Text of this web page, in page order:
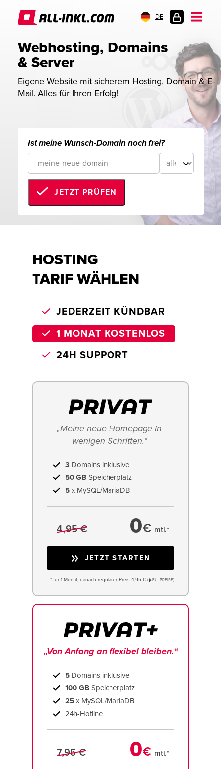
DE
Webhosting, Domains
& Server
Eigene Website mit sicherem Hosting, Domain & E-
Mail. Alles für Ihren Erfolg!
Ist meine Wunsch-Domain noch frei?
JETZT PRÜFEN
HOSTING
TARIF WÄHLEN
JEDERZEIT KÜNDBAR
1 MONAT KOSTENLOS
24H SUPPORT
„Meine neue Homepage in
wenigen Schritten.“
3 Domains inklusive
50 GB Speicherplatz
5 x MySQL/MariaDB
4,95 € 0€ mtl.*
JETZT STARTEN
* für 1 Monat, danach regulärer Preis 4,95 € ( EU−PREISE)
„Von Anfang an flexibel bleiben.“
5 Domains inklusive
100 GB Speicherplatz
25 x MySQL/MariaDB
24h-Hotline
7,95 € 0€ mtl.*